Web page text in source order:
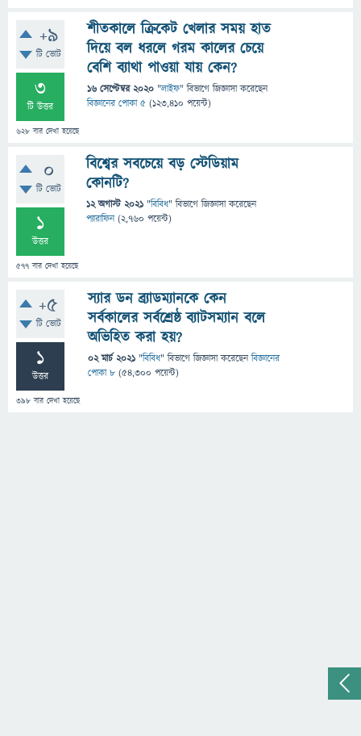
+9
টি ভোট
3
টি উত্তর
628 বার দেখা হয়েছে
শীতকালে ক্রিকেট খেলার সময় হাত
দিয়ে বল ধরলে গরম কালের চেয়ে
বেশি ব্যাথা পাওয়া যায় কেন?
16 সেপ্টেম্বর 2020 "লাইফ" বিভাগে জিজ্ঞাসাকরেছেন
বিজ্ঞানের পোকা ৫ (123,410 পয়েন্ট)
0
টি ভোট
1
উত্তর
577 বার দেখা হয়েছে
বিশ্বের সবচেয়ে বড় স্টেডিয়াম
কোনটি?
12 অগাস্ট 2021 "বিবিধ" বিভাগে জিজ্ঞাসাকরেছেন
প্যারাফিন (2,760 পয়েন্ট)
+5
টি ভোট
1
উত্তর
398 বার দেখা হয়েছে
স্যার ডন ব্র্যাডম্যানকে কেন
সর্বকালের সর্বশ্রেষ্ঠ ব্যাটসম্যান বলে
অভিহিত করা হয়?
02 মার্চ 2021 "বিবিধ" বিভাগে জিজ্ঞাসাকরেছেনবিজ্ঞানের
পোকা ৮ (54,300 পয়েন্ট)